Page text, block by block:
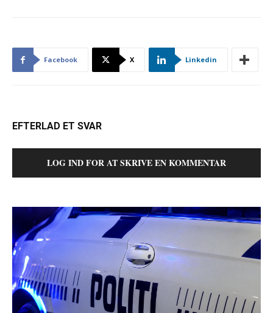
Facebook X Linkedin
EFTERLAD ET SVAR
LOG IND FOR AT SKRIVE EN KOMMENTAR